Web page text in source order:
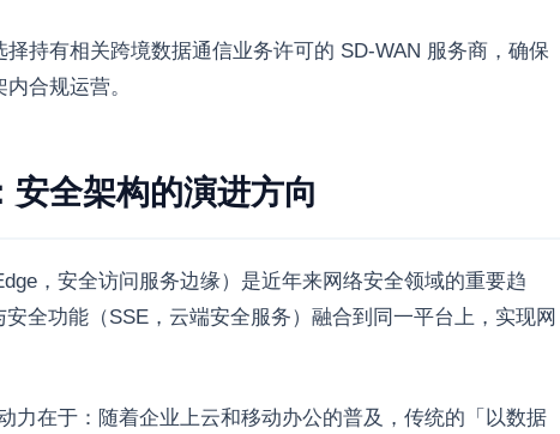
持有相关跨境数据通信业务许可的 SD-WAN 服务商，确保
合规运营。
全架构的演进方向
，安全访问服务边缘）是近年来网络安全领域的重要趋
全功能（SSE，云端安全服务）融合到同一平台上，实现网
力在于：随着企业上云和移动办公的普及，传统的「以数据